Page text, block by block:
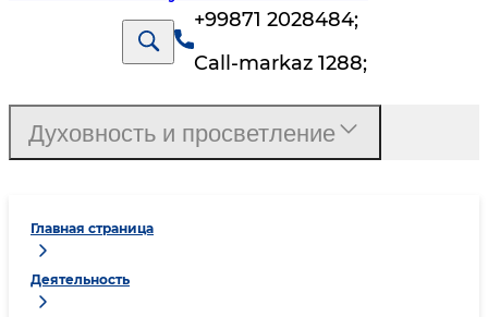
+99871 2028484;
Call-markaz 1288;
Главная страница
Деятельность
Духовность и просветление